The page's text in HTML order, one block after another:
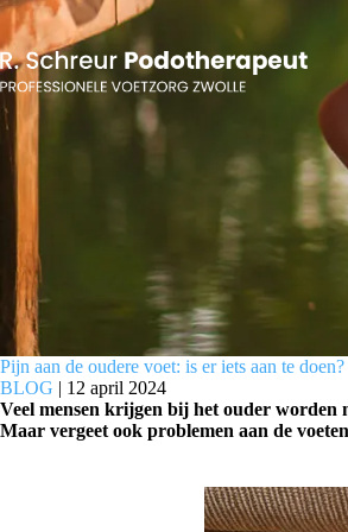
Ga
naar
de
inhoud
Pijn aan de oudere voet: is er iets aan te doen?
BLOG | 12 april 2024
Veel mensen krijgen bij het ouder worden
Maar vergeet ook problemen aan de